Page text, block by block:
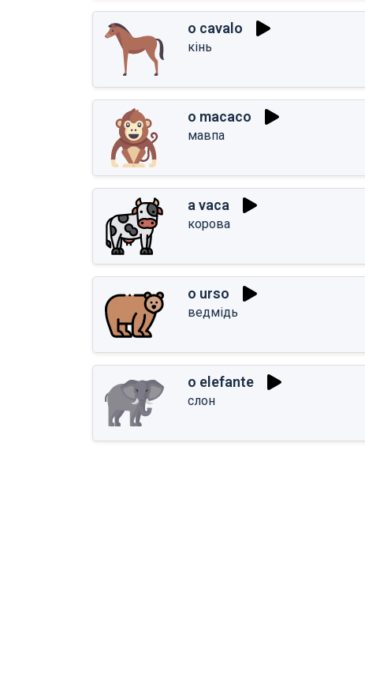
o cavalo
кінь
o macaco
мавпа
a vaca
корова
o urso
ведмідь
o elefante
слон